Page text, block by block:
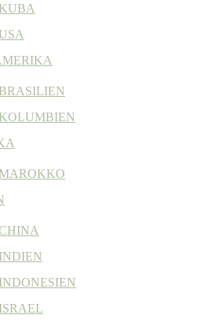
KUBA
BRASILIEN
KOLUMBIEN
MAROKKO
INDIEN
INDONESIEN
ISRAEL